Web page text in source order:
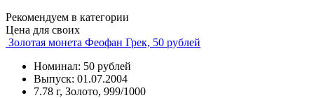
Рекомендуем в категории
Цена для своих
Золотая монета Феофан Грек, 50 рублей
Номинал: 50 рублей
Выпуск: 01.07.2004
7.78 г, Золото, 999/1000